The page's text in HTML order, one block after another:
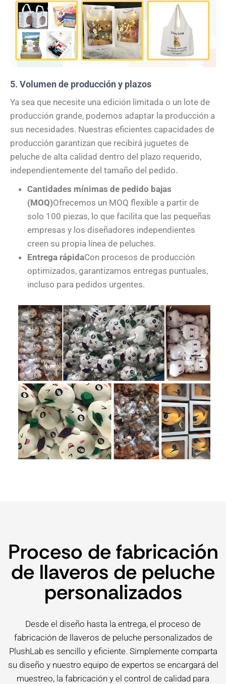
5. Volumen de producción y plazos
Ya sea que necesite una edición limitada o un lote de
producción grande, podemos adaptar la producción a
sus necesidades. Nuestras eficientes capacidades de
producción garantizan que recibirá juguetes de
peluche de alta calidad dentro del plazo requerido,
independientemente del tamaño del pedido.
Cantidades mínimas de pedido bajas
(MOQ)Ofrecemos un MOQ flexible a partir de
solo 100 piezas, lo que facilita que las pequeñas
empresas y los diseñadores independientes
creen su propia línea de peluches.
Entrega rápidaCon procesos de producción
optimizados, garantizamos entregas puntuales,
incluso para pedidos urgentes.
Proceso de fabricación
de llaveros de peluche
personalizados
Desde el diseño hasta la entrega, el proceso de
fabricación de llaveros de peluche personalizados de
PlushLab es sencillo y eficiente. Simplemente comparta
su diseño y nuestro equipo de expertos se encargará del
muestreo, la fabricación y el control de calidad para